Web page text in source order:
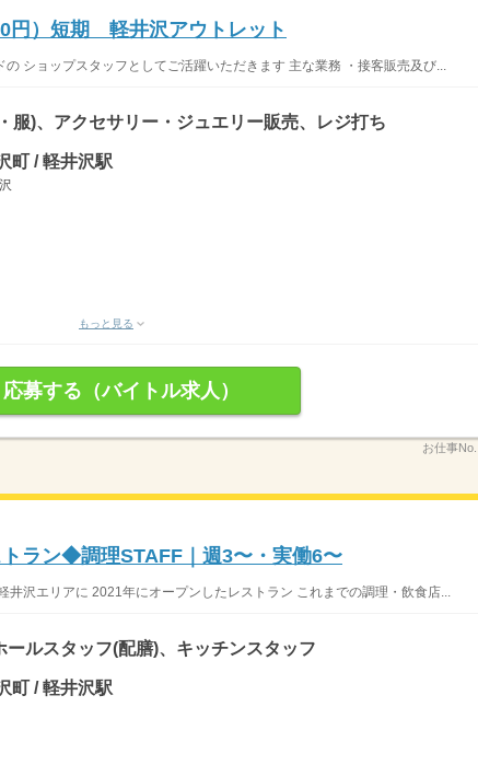
円）短期 軽井沢アウトレット
ショップスタッフとしてご活躍いただきます 主な業務 ・接客販売及び...
服)、アクセサリー・ジュエリー販売、レジ打ち
町 / 軽井沢駅
もっと見る
応募する（バイトル求人）
お仕事No.
ラン◆調理STAFF｜週3〜・実働6〜
井沢エリアに 2021年にオープンしたレストラン これまでの調理・飲食店...
ールスタッフ(配膳)、キッチンスタッフ
町 / 軽井沢駅